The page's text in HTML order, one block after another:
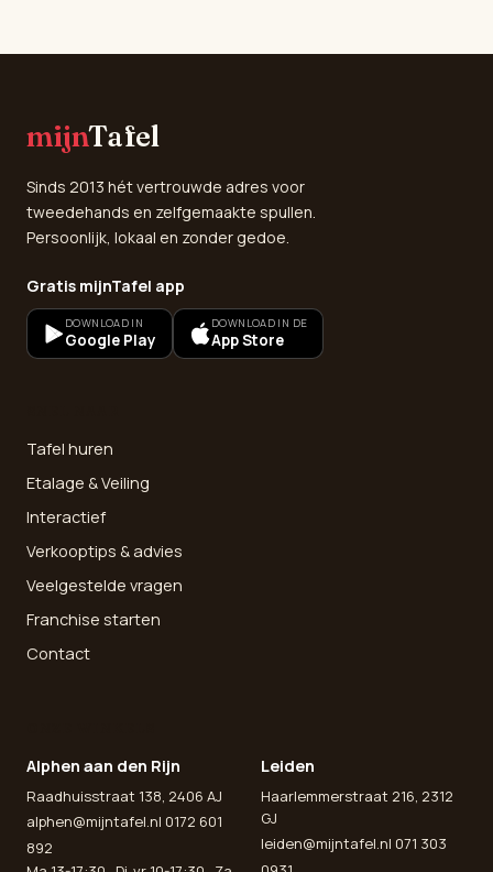
mijnTafel
Sinds 2013 hét vertrouwde adres voor
tweedehands en zelfgemaakte spullen.
Persoonlijk, lokaal en zonder gedoe.
Gratis mijnTafel app
DOWNLOAD IN
Google Play
DOWNLOAD IN DE
App Store
Tafel huren
Etalage & Veiling
Interactief
Verkooptips & advies
Veelgestelde vragen
Franchise starten
Contact
Alphen aan den Rijn
Raadhuisstraat 138, 2406 AJ
alphen@mijntafel.nl 0172 601
892
Leiden
Haarlemmerstraat 216, 2312
GJ
leiden@mijntafel.nl 071 303